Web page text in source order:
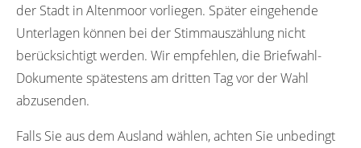
der Stadt in Altenmoor vorliegen. Später eingehende
Unterlagen können bei der Stimmauszählung nicht
berücksichtigt werden. Wir empfehlen, die Briefwahl-
Dokumente spätestens am dritten Tag vor der Wahl
abzusenden.
Falls Sie aus dem Ausland wählen, achten Sie unbedingt